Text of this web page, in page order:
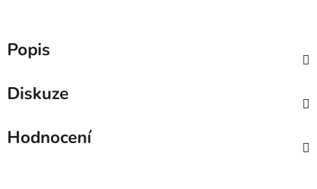
Popis
Diskuze
Hodnocení